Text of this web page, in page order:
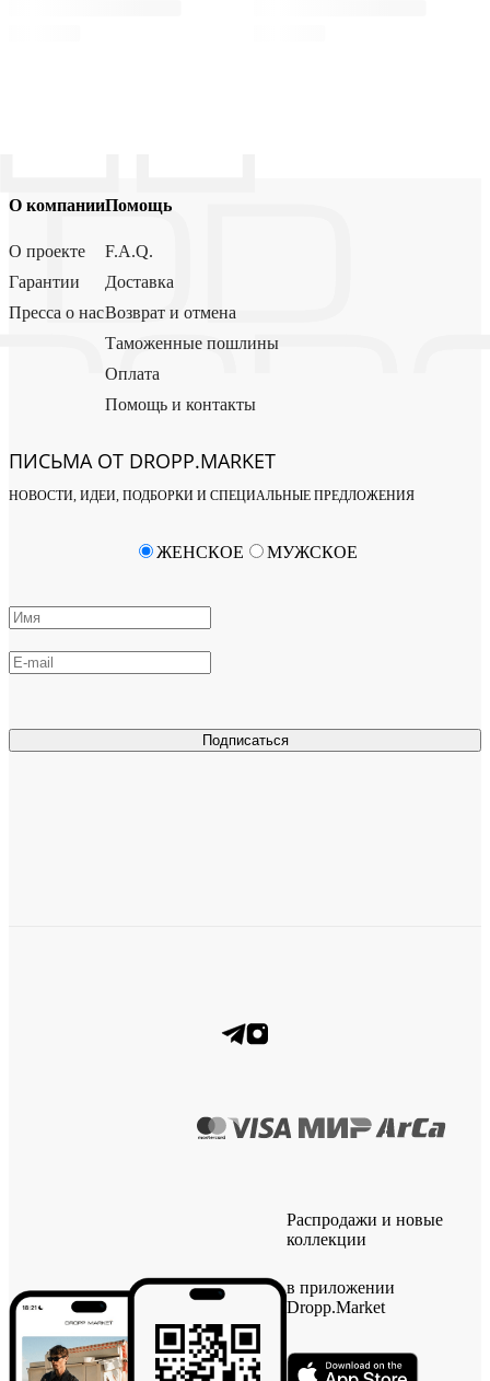
О компании
О проекте
Гарантии
Пресса о нас
Помощь
F.A.Q.
Доставка
Возврат и отмена
Таможенные пошлины
Оплата
Помощь и контакты
ПИСЬМА ОТ DROPP.MARKET
НОВОСТИ, ИДЕИ, ПОДБОРКИ И СПЕЦИАЛЬНЫЕ ПРЕДЛОЖЕНИЯ
Подписаться
ЖЕНСКОЕ МУЖСКОЕ
Распродажи и новые
коллекции
в приложении
Dropp.Market